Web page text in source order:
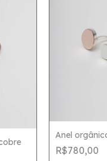
Anel
R$780,00